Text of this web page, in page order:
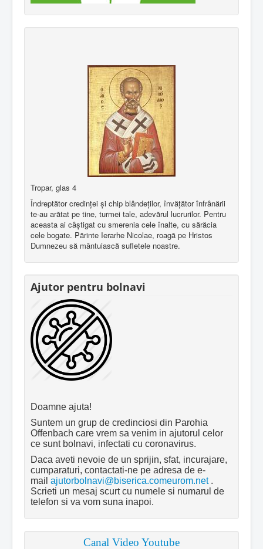
Tropar, glas 4
Îndreptător credinţei şi chip blândeţilor, învăţător înfrânării
te-au arătat pe tine, turmei tale, adevărul lucrurilor. Pentru
aceasta ai câştigat cu smerenia cele înalte, cu sărăcia
cele bogate. Părinte Ierarhe Nicolae, roagă pe Hristos
Dumnezeu să mântuiască sufletele noastre.
Ajutor pentru bolnavi
Doamne ajuta!
Suntem un grup de credinciosi din Parohia
Offenbach care vrem sa venim in ajutorul celor
ce sunt bolnavi, infectati cu coronavirus.
Daca aveti nevoie de un sprijin, sfat, incurajare,
cumparaturi, contactati-ne pe adresa de e-
mail ajutorbolnavi@biserica.comeurom.net.
Scrieti un mesaj scurt cu numele si numarul de
telefon si va vom suna inapoi.
Canal Video Youtube